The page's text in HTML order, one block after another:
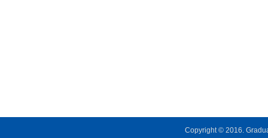
Copyright © 2016.